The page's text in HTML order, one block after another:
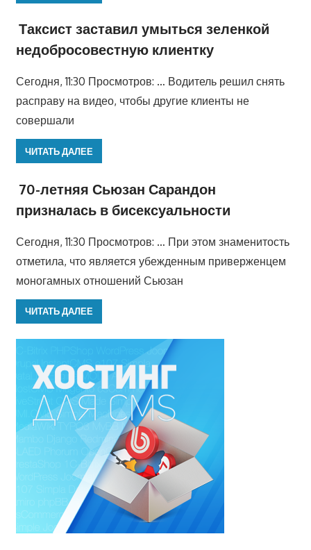
Таксист заставил умыться зеленкой
недобросовестную клиентку
Сегодня, 11:30 Просмотров: … Водитель решил снять
расправу на видео, чтобы другие клиенты не
совершали
ЧИТАТЬ ДАЛЕЕ
70-летняя Сьюзан Сарандон
призналась в бисексуальности
Сегодня, 11:30 Просмотров: … При этом знаменитость
отметила, что является убежденным приверженцем
моногамных отношений Сьюзан
ЧИТАТЬ ДАЛЕЕ